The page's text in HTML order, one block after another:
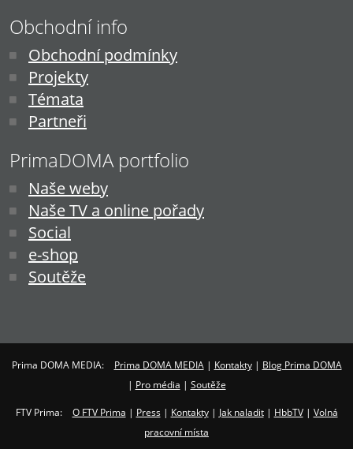
Obchodní info
Obchodní podmínky
Projekty
Témata
Partneři
PrimaDOMA portfolio
Naše weby
Naše TV a online pořady
Social
e-shop
Soutěže
Prima DOMA MEDIA: Prima DOMA MEDIA| Kontakty| Blog Prima DOMA
| Pro média | Soutěže
FTV Prima: O FTV Prima | Press| Kontakty| Jak naladit| HbbTV| Volná
pracovní místa